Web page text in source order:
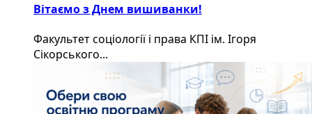
Вітаємо з Днем вишиванки!
Факультет соціології і права КПІ ім. Ігоря
Сікорського...